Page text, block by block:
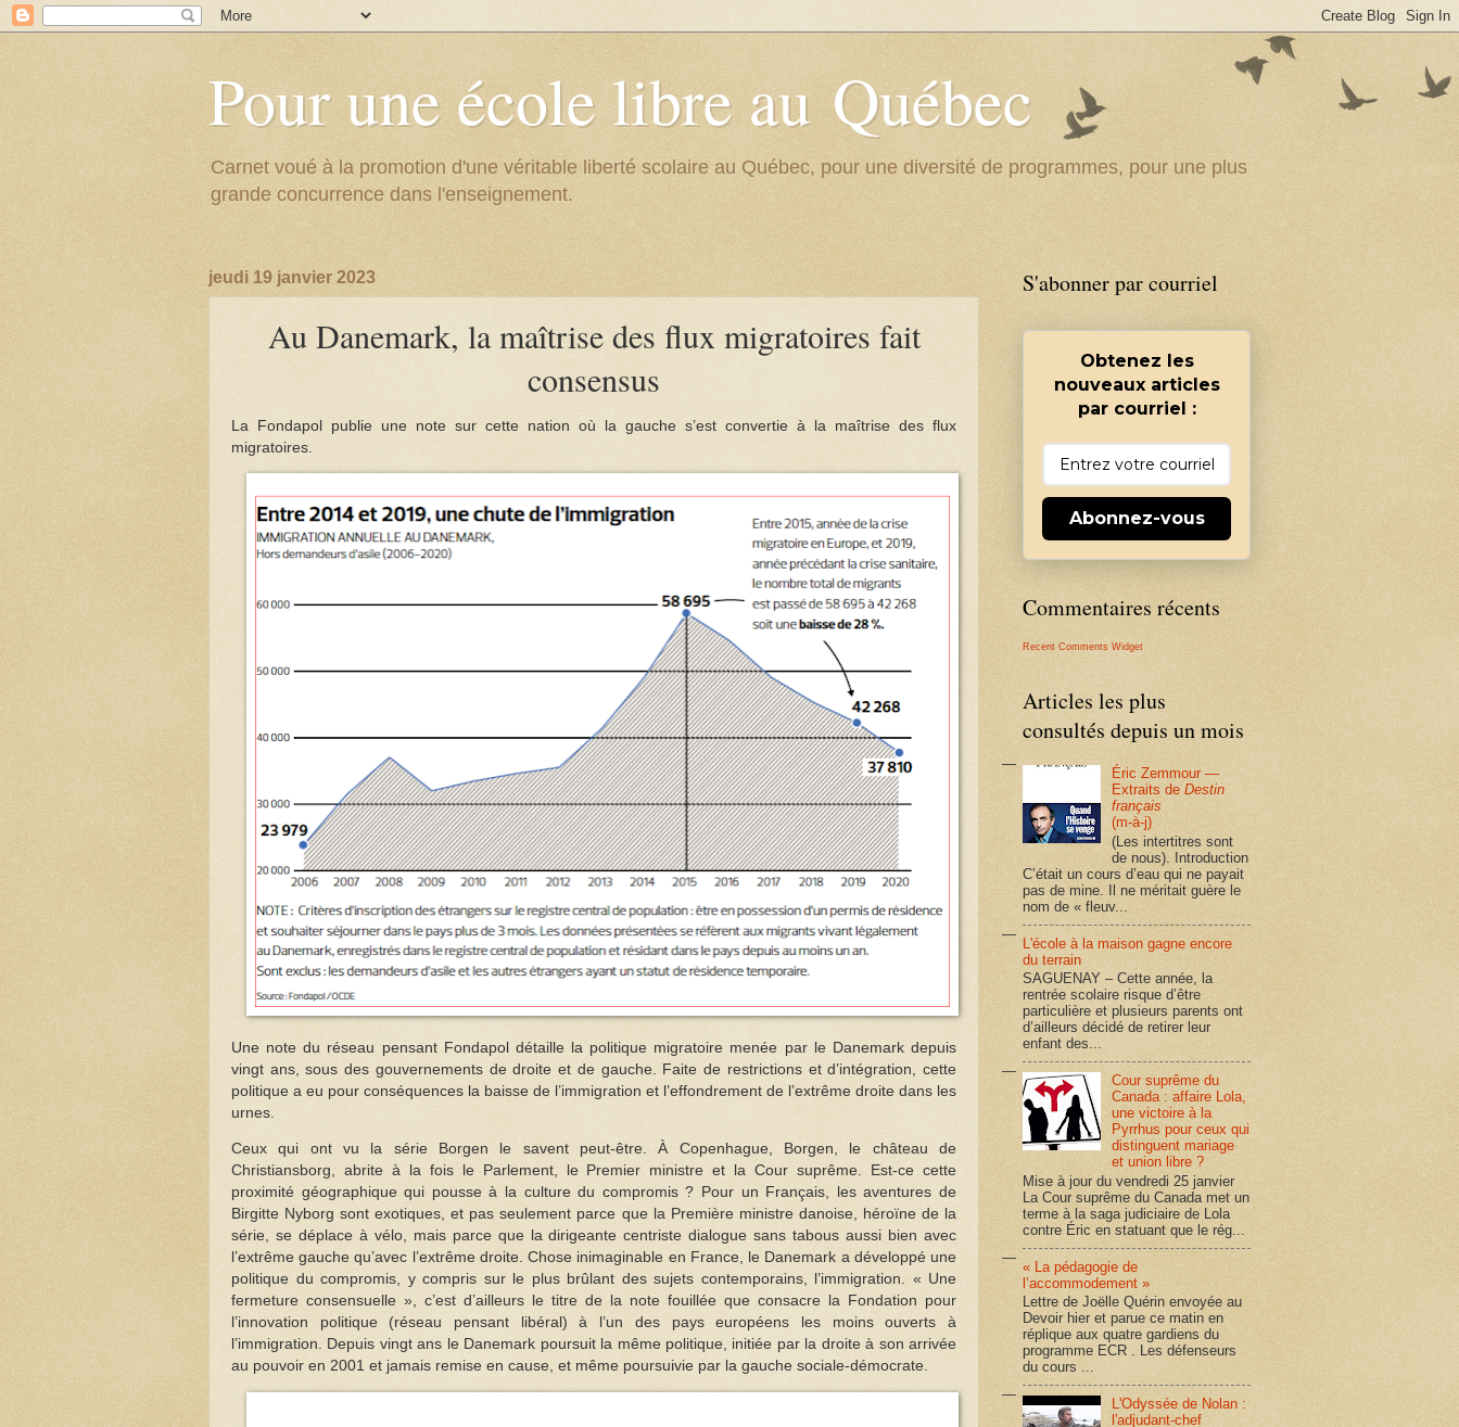
Pour une école libre au Québec
Carnet voué à la promotion d'une véritable liberté scolaire au Québec, pour une diversité de programmes, pour une plus
grande concurrence dans l'enseignement.
jeudi 19 janvier 2023
Au Danemark, la maîtrise des flux migratoires fait
consensus
La Fondapol publie une note sur cette nation où la gauche s’est convertie à la maîtrise des flux
migratoires.
Une note du réseau pensant Fondapol détaille la politique migratoire menée par le Danemark depuis
vingt ans, sous des gouvernements de droite et de gauche. Faite de restrictions et d’intégration, cette
politique a eu pour conséquences la baisse de l’immigration et l’effondrement de l’extrême droite dans les
urnes.
Ceux qui ont vu la série Borgen le savent peut-être. À Copenhague, Borgen, le château de
Christiansborg, abrite à la fois le Parlement, le Premier ministre et la Cour suprême. Est-ce cette
proximité géographique qui pousse à la culture du compromis ? Pour un Français, les aventures de
Birgitte Nyborg sont exotiques, et pas seulement parce que la Première ministre danoise, héroïne de la
série, se déplace à vélo, mais parce que la dirigeante centriste dialogue sans tabous aussi bien avec
l’extrême gauche qu’avec l’extrême droite. Chose inimaginable en France, le Danemark a développé une
politique du compromis, y compris sur le plus brûlant des sujets contemporains, l’immigration. « Une
fermeture consensuelle », c’est d’ailleurs le titre de la note fouillée que consacre la Fondation pour
l’innovation politique (réseau pensant libéral) à l’un des pays européens les moins ouverts à
l’immigration. Depuis vingt ans le Danemark poursuit la même politique, initiée par la droite à son arrivée
au pouvoir en 2001 et jamais remise en cause, et même poursuivie par la gauche sociale-démocrate.
S'abonner par courriel
Obtenez les
nouveaux articles
par courriel :
Abonnez-vous
Commentaires récents
Recent Comments Widget
Articles les plus
consultés depuis un mois
Éric Zemmour —
Extraits deDestin
français
(m-à-j)
(Les intertitres sont
de nous). Introduction
C’était un cours d’eau qui ne payait
pas de mine. Il ne méritait guère le
nom de « fleuv...
L'école à la maison gagne encore
du terrain
SAGUENAY – Cette année, la
rentrée scolaire risque d’être
particulière et plusieurs parents ont
d’ailleurs décidé de retirer leur
enfant des...
Cour suprême du
Canada : affaire Lola,
une victoire à la
Pyrrhus pour ceux qui
distinguent mariage
et union libre ?
Mise à jour du vendredi 25 janvier
La Cour suprême du Canada met un
terme à la saga judiciaire de Lola
contre Éric en statuant que le rég...
« La pédagogie de
l’accommodement »
Lettre de Joëlle Quérin envoyée au
Devoir hier et parue ce matin en
réplique aux quatre gardiens du
programme ECR . Les défenseurs
du cours ...
L'Odyssée de Nolan :
l'adjudant-chef